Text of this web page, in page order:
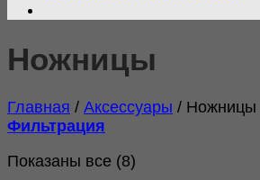
Ножницы
Главная / Аксессуары / Ножницы
Фильтрация
Показаны все (8)